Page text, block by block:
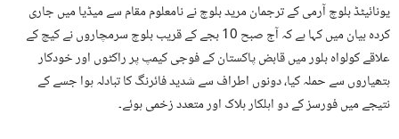
یونائیٹڈ بلوچ آرمی کے ترجمان مرید بلوچ نے نامعلوم مقام سے میڈیا میں جاری
کردہ بیان میں کہا ہے کہ آج صبح 10 بجے کے قریب بلوچ سرمچاروں نے کیچ کے
علاقے کولواہ بلور میں قابض پاکستان کے فوجی کیمپ پر راکٹوں اور خودکار
ہتھیاروں سے حملہ کیا، دونوں اطراف سے شدید فائرنگ کا تبادلہ ہوا جسے کے
نتیجے میں فورسز کے دو اہلکار ہلاک اور متعدد زخمی ہوئے۔